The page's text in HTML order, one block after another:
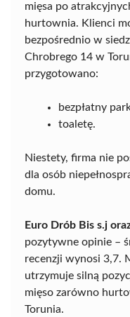
mięsa po
hurtownia. Klienci
bezpośrednio w
Chrobrego 14 w
przygotowano:
bezpłatny
toaletę.
Niestety, firma nie
dla osób
domu.
Euro Drób Bis s.j
pozytywne opinie –
recenzji wynosi 3,7.
utrzymuje silną
mięso zarówno
Torunia.